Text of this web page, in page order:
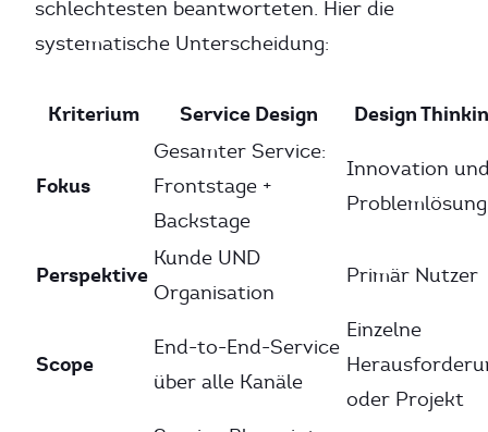
schlechtesten beantworteten. Hier die
systematische Unterscheidung:
Kriterium Service Design Design
Fokus
Gesamter Service:
Frontstage +
Backstage
Innovation
Problemlösung
Perspektive
Kunde UND
Organisation
Primär Nutzer
Scope
End-to-End-Service
über alle Kanäle
Einzelne
oder Projekt